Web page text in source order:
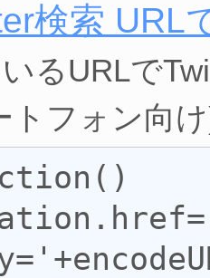
検索 URL
るURLで
トフォン向